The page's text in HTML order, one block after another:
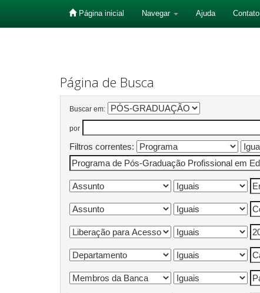
Página inicial Navegar Ajuda Contato
Página de Busca
Buscar em:
por
Filtros correntes: